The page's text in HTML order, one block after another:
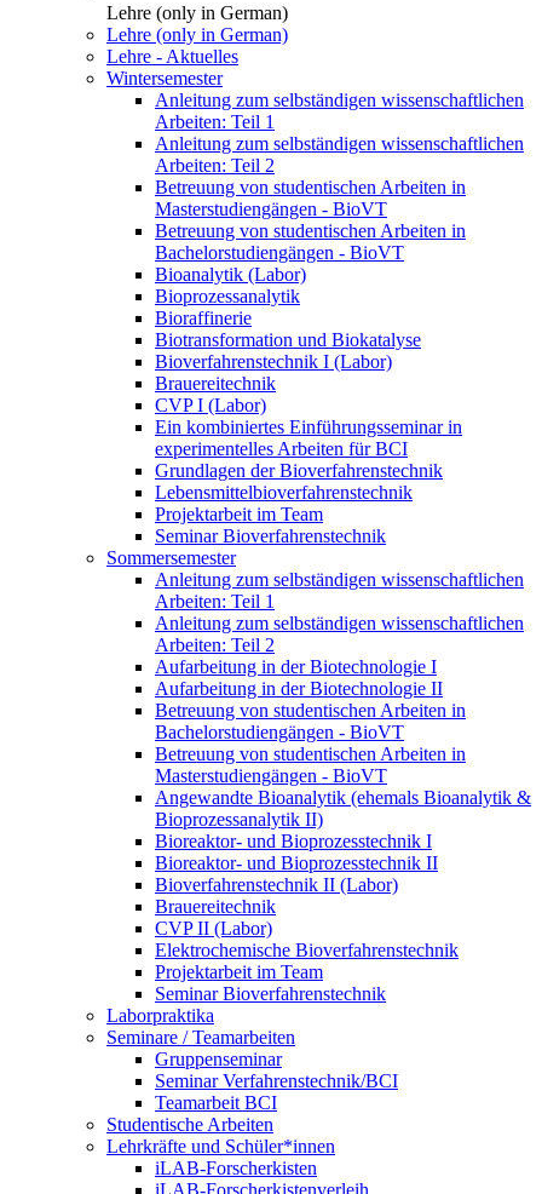
Lehre (only in German)
Lehre (only in German)
Lehre - Aktuelles
Wintersemester
Anleitung zum selbständigen wissenschaftlichen
Arbeiten: Teil 1
Anleitung zum selbständigen wissenschaftlichen
Arbeiten: Teil 2
Betreuung von studentischen Arbeiten in
Masterstudiengängen - BioVT
Betreuung von studentischen Arbeiten in
Bachelorstudiengängen - BioVT
Bioanalytik (Labor)
Bioprozessanalytik
Bioraffinerie
Biotransformation und Biokatalyse
Bioverfahrenstechnik I (Labor)
Brauereitechnik
CVP I (Labor)
Ein kombiniertes Einführungsseminar in
experimentelles Arbeiten für BCI
Grundlagen der Bioverfahrenstechnik
Lebensmittelbioverfahrenstechnik
Projektarbeit im Team
Seminar Bioverfahrenstechnik
Sommersemester
Anleitung zum selbständigen wissenschaftlichen
Arbeiten: Teil 1
Anleitung zum selbständigen wissenschaftlichen
Arbeiten: Teil 2
Aufarbeitung in der Biotechnologie I
Aufarbeitung in der Biotechnologie II
Betreuung von studentischen Arbeiten in
Bachelorstudiengängen - BioVT
Betreuung von studentischen Arbeiten in
Masterstudiengängen - BioVT
Angewandte Bioanalytik (ehemals Bioanalytik &
Bioprozessanalytik II)
Bioreaktor- und Bioprozesstechnik I
Bioreaktor- und Bioprozesstechnik II
Bioverfahrenstechnik II (Labor)
Brauereitechnik
CVP II (Labor)
Elektrochemische Bioverfahrenstechnik
Projektarbeit im Team
Seminar Bioverfahrenstechnik
Laborpraktika
Seminare / Teamarbeiten
Gruppenseminar
Seminar Verfahrenstechnik/BCI
Teamarbeit BCI
Studentische Arbeiten
Lehrkräfte und Schüler*innen
iLAB-Forscherkisten
iLAB-Forscherkistenverleih